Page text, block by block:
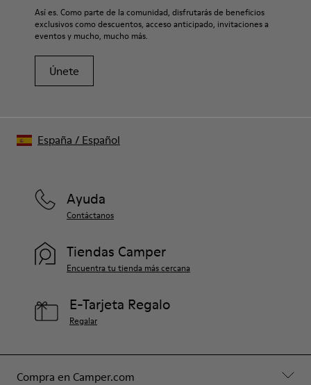
Así es. Como parte de la comunidad, disfrutarás de beneficios
exclusivos como descuentos, acceso anticipado, invitaciones a
eventos y mucho, mucho más.
Únete
Compra en Camper.com
Ayuda
Contáctanos
Tiendas Camper
Encuentra tu tienda más cercana
E-Tarjeta Regalo
Regalar
España / Español